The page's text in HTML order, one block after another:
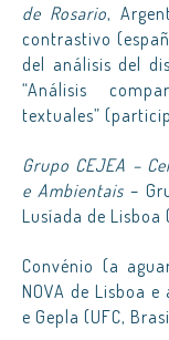
de Rosario,
contrastivo
del análisis del
“Análisis
textuales”
Grupo CEJEA –
e Ambientais–
Lusíada de
Convénio (a
NOVA de Lisboa
e Gepla (UFC,